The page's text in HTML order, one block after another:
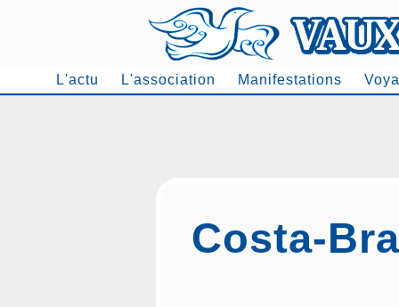
L'actu L'association Manifestations
Costa-